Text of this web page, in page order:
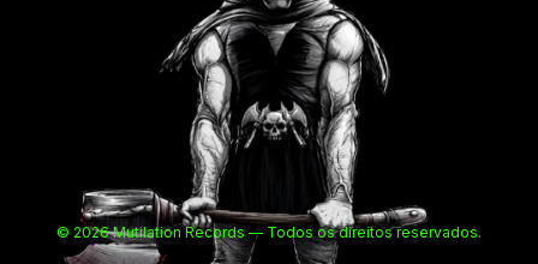
© 2026 Mutilation Records — Todos os direitos reservados.